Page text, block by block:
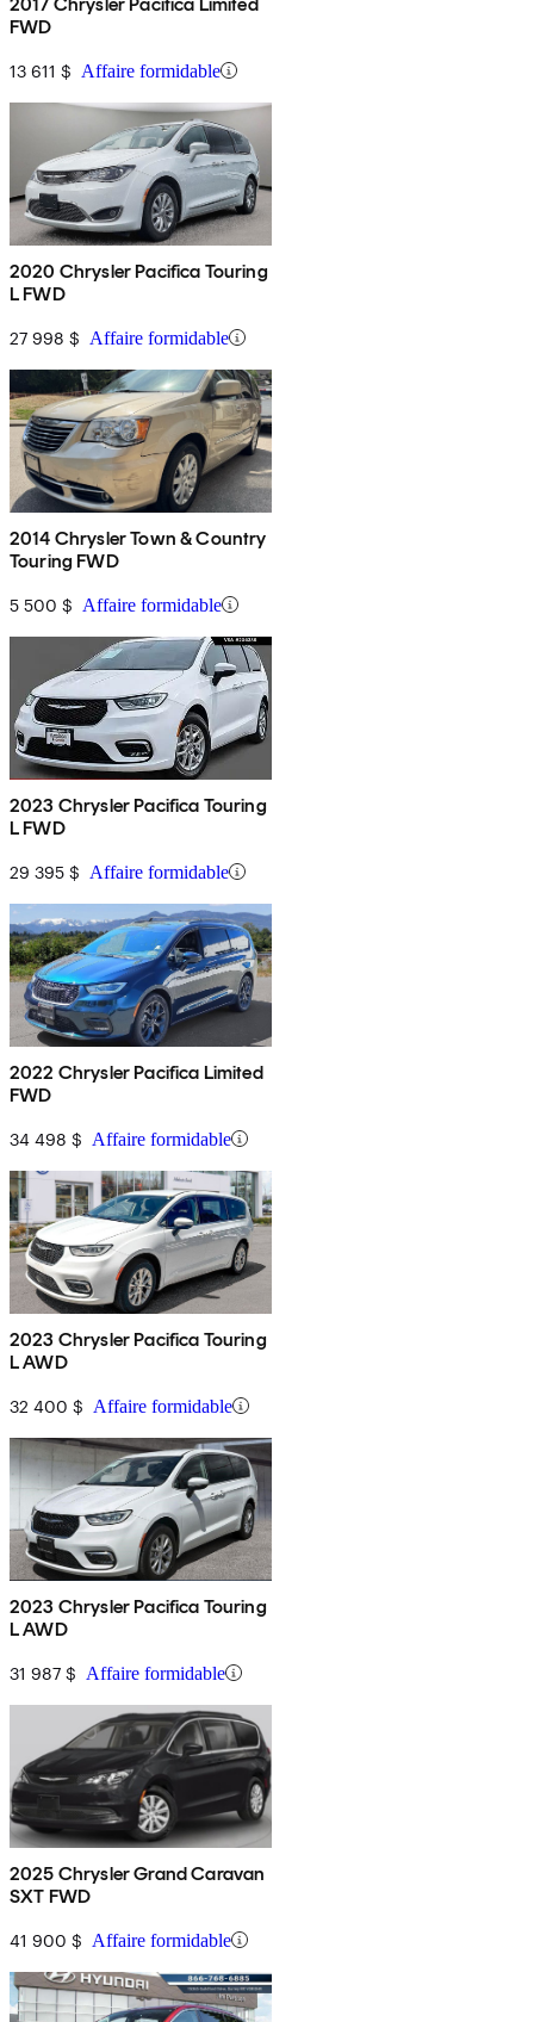
FWD
13 611 $ Affaire formidable
2020 Chrysler Pacifica Touring
L FWD
27 998 $ Affaire formidable
2014 Chrysler Town & Country
Touring FWD
5 500 $ Affaire formidable
2023 Chrysler Pacifica Touring
L FWD
29 395 $ Affaire formidable
2022 Chrysler Pacifica Limited
FWD
34 498 $ Affaire formidable
2023 Chrysler Pacifica Touring
L AWD
32 400 $ Affaire formidable
2023 Chrysler Pacifica Touring
L AWD
31 987 $ Affaire formidable
2025 Chrysler Grand Caravan
SXT FWD
41 900 $ Affaire formidable